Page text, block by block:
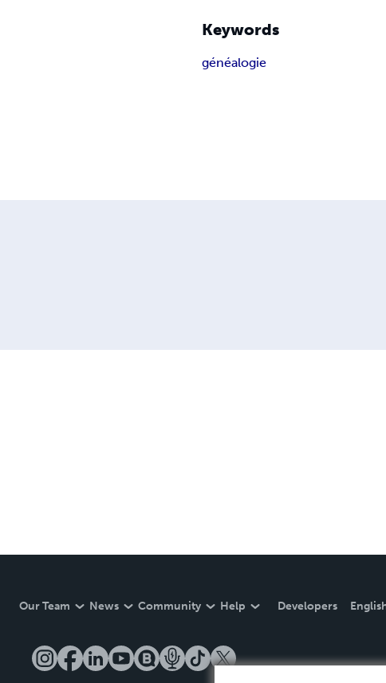
Keywords
généalogie
Our Team News Community Help Developers